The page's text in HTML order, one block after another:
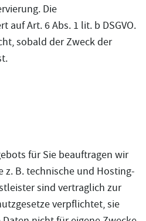
Die
auf Art. 6 Abs. 1 lit. b DSGVO.
sobald der Zweck der
für Sie beauftragen wir
z. B. technische und Hosting-
sind vertraglich zur
verpflichtet, sie